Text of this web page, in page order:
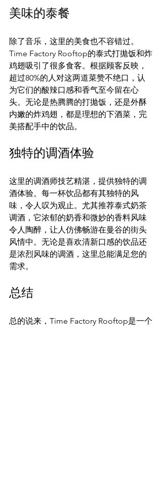
美味的泰餐
除了音乐，这里的美食也不容错过。
Time Factory Rooftop的泰式打拋饭和炸
鸡翅吸引了很多食客。根据顾客反映，
超过80%的人对这两道菜赞不绝口，认
为它们的酸辣口感和香气至今留在心
头。无论是热腾腾的打拋饭，还是外酥
内嫩的炸鸡翅，都是理想的下酒菜，完
美搭配手中的饮品。
独特的调酒体验
这里的调酒师技艺精湛，提供独特的调
酒体验。每一杯饮品都有其独特的风
味，令人叹为观止。尤其推荐泰式奶茶
调酒，它浓郁的奶香和微妙的香料风味
令人陶醉，让人仿佛畅游在曼谷的街头
风情中。无论是喜欢清新口感的饮品还
是浓烈风味的调酒，这里总能满足您的
需求。
总结
总的说来，Time Factory Rooftop是一个